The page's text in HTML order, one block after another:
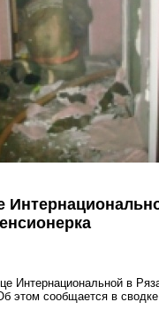
Интернациональной в
этом сообщается в